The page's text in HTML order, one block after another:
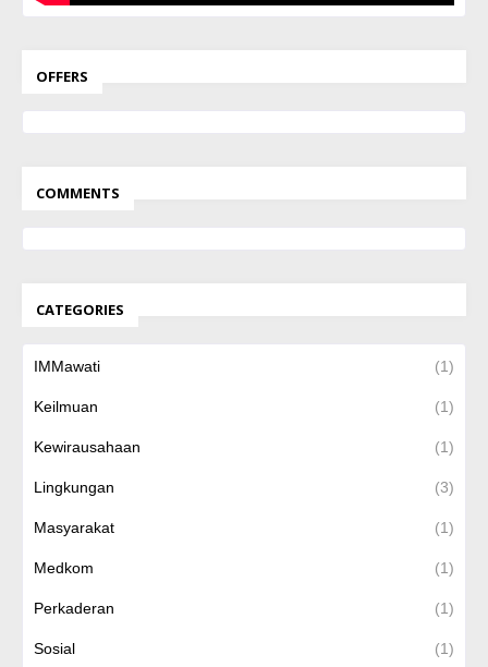
OFFERS
COMMENTS
CATEGORIES
IMMawati (1)
Keilmuan (1)
Kewirausahaan (1)
Lingkungan (3)
Masyarakat (1)
Medkom (1)
Perkaderan (1)
Sosial (1)